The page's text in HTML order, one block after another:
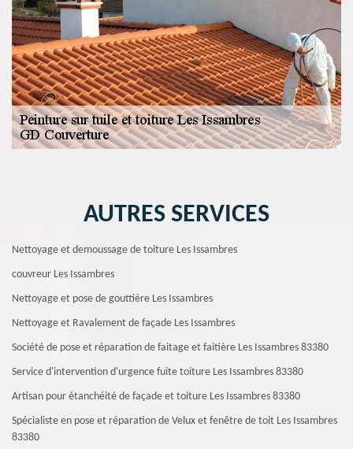
AUTRES SERVICES
Nettoyage et demoussage de toiture Les Issambres
couvreur Les Issambres
Nettoyage et pose de gouttière Les Issambres
Nettoyage et Ravalement de façade Les Issambres
Société de pose et réparation de faitage et faitière Les Issambres 83380
Service d'intervention d'urgence fuite toiture Les Issambres 83380
Artisan pour étanchéité de façade et toiture Les Issambres 83380
Spécialiste en pose et réparation de Velux et fenêtre de toit Les Issambres
83380